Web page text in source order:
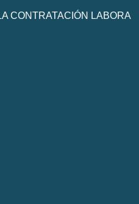
CONTRATACIÓN LABORA